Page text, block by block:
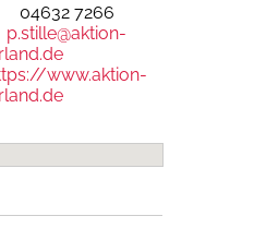
04632 7266
p.stille@aktion-
www.aktion-